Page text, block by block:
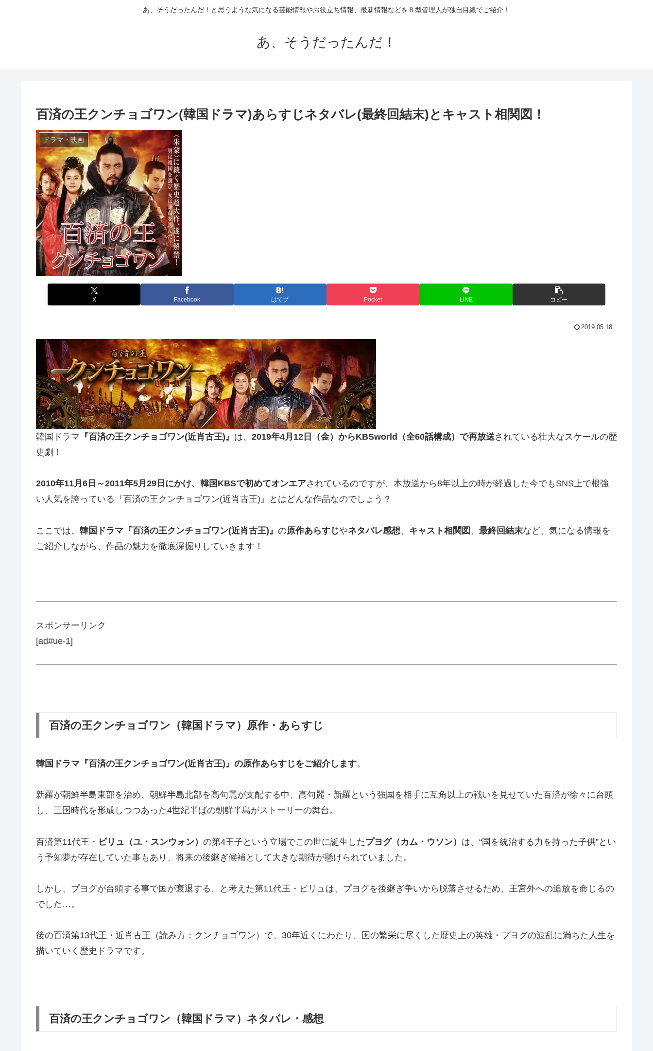
あ、そうだったんだ！と思うような気になる芸能情報やお役立ち情報、最新情報などをＢ型管理人が独自目線でご紹介！
あ、そうだったんだ！
百済の王クンチョゴワン(韓国ドラマ)あらすじネタバレ(最終回結末)とキャスト相関図！
ドラマ・映画
X Facebook はてブ Pocket LINE コピー
2019.05.18
韓国ドラマ 『百済の王クンチョゴワン(近肖古王)』 は、 2019年4月12日（金）からKBSworld （全60話構成）で再放送されている壮大なスケールの歴
史劇！
2010年11月6日～2011年5月29日にかけ、 韓国KBSで初めてオンエアされているのですが、本放送から8年以上の時が経過した今でもSNS上で根強
い人気を誇っている『百済の王クンチョゴワン(近肖古王)』とはどんな作品なのでしょう？
ここでは、 韓国ドラマ『百済の王クンチョゴワン(近肖古王)』 の原作あらすじやネタバレ感想、 キャスト相関図 、 最終回結末など、気になる情報を
ご紹介しながら、作品の魅力を徹底深掘りしていきます！
スポンサーリンク
[ad#ue-1]
百済の王クンチョゴワン（韓国ドラマ）原作・あらすじ
韓国ドラマ『百済の王クンチョゴワン(近肖古王)』の原作あらすじ をご紹介します。
新羅が朝鮮半島東部を治め、朝鮮半島北部を高句麗が支配する中、高句麗・新羅という強国を相手に互角以上の戦いを見せていた百済が徐々に台頭
し、三国時代を形成しつつあった4世紀半ばの朝鮮半島がストーリーの舞台。
百済第11代王・ ピリュ（ユ・スンウォン） の第4王子という立場でこの世に誕生したプヨグ（カム・ウソン） は、“国を統治する力を持った子供”とい
う予知夢が存在していた事もあり、将来の後継ぎ候補として大きな期待が懸けられていました。
しかし、プヨグが台頭する事で国が衰退する、と考えた第11代王・ピリュは、プヨグを後継ぎ争いから脱落させるため、王宮外への追放を命じるの
でした…。
後の百済第13代王・近肖古王（読み方：クンチョゴワン）で、30年近くにわたり、国の繁栄に尽くした歴史上の英雄・プヨグの波乱に満ちた人生を
描いていく歴史ドラマです。
百済の王クンチョゴワン（韓国ドラマ）ネタバレ・感想